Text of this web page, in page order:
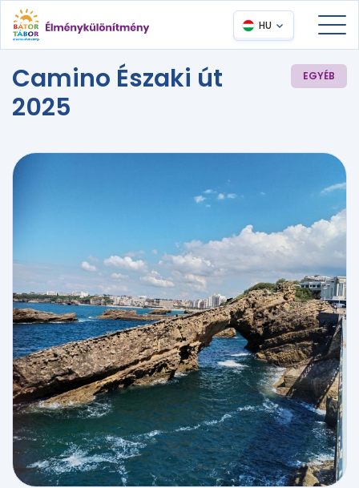
HU
Camino Északi út
2025
EGYÉB